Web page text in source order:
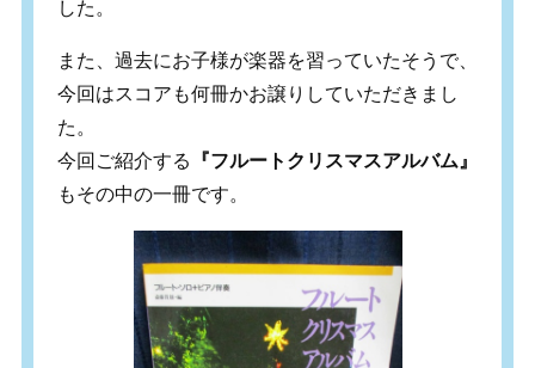
した。
また、過去にお子様が楽器を習っていたそうで、
今回はスコアも何冊かお譲りしていただきまし
た。
今回ご紹介する
『フルートクリスマスアルバム』
もその中の一冊です。